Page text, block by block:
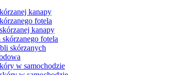
kanapy
fotela
kanapy
fotela
skórzanych
w samochodzie